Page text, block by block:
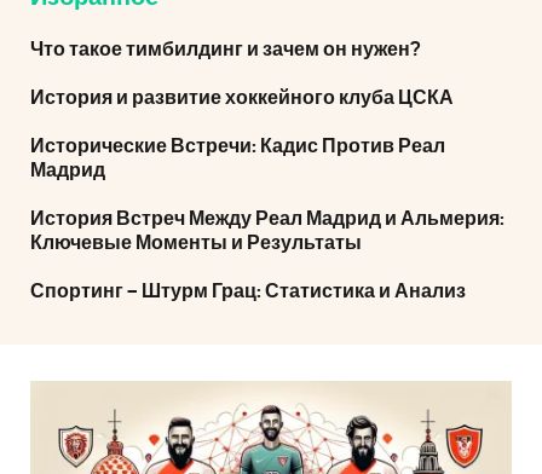
Что такое тимбилдинг и зачем он нужен?
История и развитие хоккейного клуба ЦСКА
Исторические Встречи: Кадис Против Реал
Мадрид
История Встреч Между Реал Мадрид и Альмерия:
Ключевые Моменты и Результаты
Спортинг – Штурм Грац: Статистика и Анализ